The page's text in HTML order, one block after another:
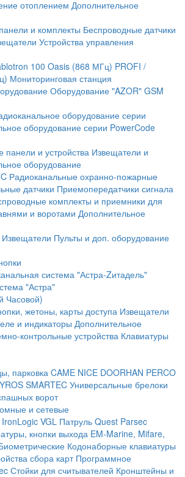
отоплением Дополнительное
и комплекты Беспроводные датчики
Устройства управления
100 Oasis (868 МГц) PROFI /
Мониторинговая станция
Оборудование "AZOR" GSM
оборудование серии
оборудование серии PowerCode
панели и устройства Извещатели и
оборудование
Радиоканальные охранно-пожарные
датчики Приемопередатчики сигнала
комплекты и приемники для
и воротами Дополнительное
Извещатели Пульты и доп. оборудование
система "Астра-Zитадель"
"Астра"
жетоны, карты доступа Извещатели
и индикаторы Дополнительное
контрольные устройства Клавиатуры
парковка CAME NICE DOORHAN PERCO
SMARTEC Универсальные брелоки
ворот
и сетевые
IronLogic VGL Патруль Quest Parsec
кнопки выхода EM-Marine, Mifare,
Кодонаборные клавиатуры
сбора карт Программное
Стойки для считывателей Кронштейны и